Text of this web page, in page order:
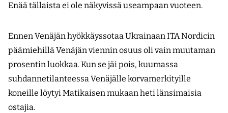
Enää tällaista ei ole näkyvissä useampaan vuoteen.
Ennen Venäjän hyökkäyssotaa Ukrainaan ITA Nordicin
päämiehillä Venäjän viennin osuus oli vain muutaman
prosentin luokkaa. Kun se jäi pois, kuumassa
suhdannetilanteessa Venäjälle korvamerkityille
koneille löytyi Matikaisen mukaan heti länsimaisia
ostajia.